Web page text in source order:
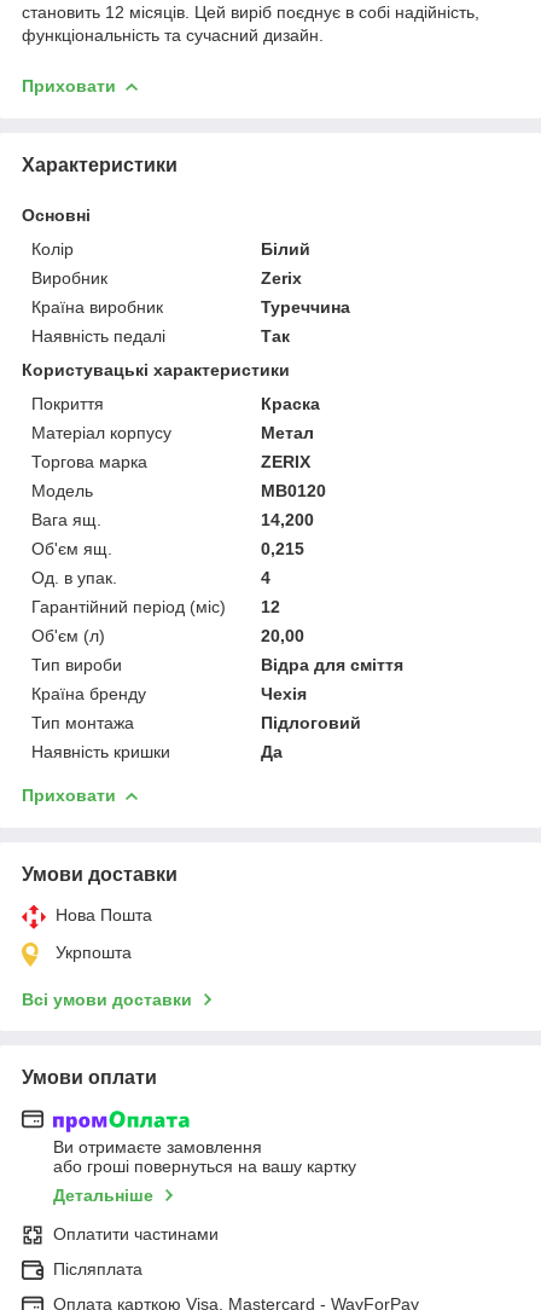
становить 12 місяців. Цей виріб поєднує в собі надійність,
функціональність та сучасний дизайн.
Приховати
Характеристики
Основні
Колір
Білий
Виробник
Zerix
Країна виробник
Туреччина
Наявність педалі
Так
Користувацькі характеристики
Покриття
Краска
Матеріал корпусу
Метал
Торгова марка
ZERIX
Мoдель
MB0120
Вага ящ.
14,200
Об'єм ящ.
0,215
Од. в упак.
4
Гарантійний період (міс)
12
Об'єм (л)
20,00
Тип вироби
Відра для сміття
Країна бренду
Чехія
Тип монтажа
Підлоговий
Наявність кришки
Да
Приховати
Умови доставки
Нова Пошта
Укрпошта
Всі умови доставки
Умови оплати
Ви отримаєте замовлення
або гроші повернуться на вашу картку
Детальніше
Оплатити частинами
Післяплата
Оплата карткою Visa, Mastercard - WayForPay